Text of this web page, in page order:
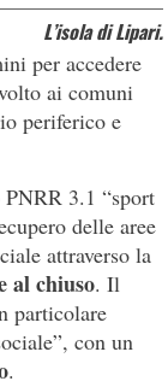
L’isola di Lipari.
per accedere
ai comuni
periferico e
3.1 “sport
delle aree
attraverso la
al chiuso. Il
particolare
con un
.